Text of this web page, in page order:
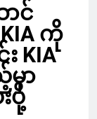
ာင်
ကို
KIA
မှာ
ပို့